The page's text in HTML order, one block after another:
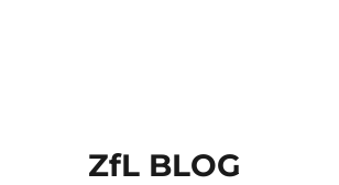
ZfL BLOG